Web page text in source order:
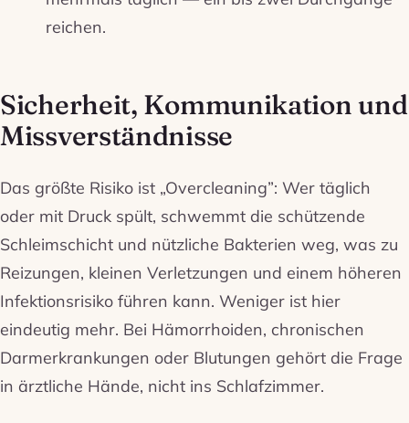
reichen.
Sicherheit, Kommunikation und
Missverständnisse
Das größte Risiko ist „Overcleaning”: Wer täglich
oder mit Druck spült, schwemmt die schützende
Schleimschicht und nützliche Bakterien weg, was zu
Reizungen, kleinen Verletzungen und einem höheren
Infektionsrisiko führen kann. Weniger ist hier
eindeutig mehr. Bei Hämorrhoiden, chronischen
Darmerkrankungen oder Blutungen gehört die Frage
in ärztliche Hände, nicht ins Schlafzimmer.